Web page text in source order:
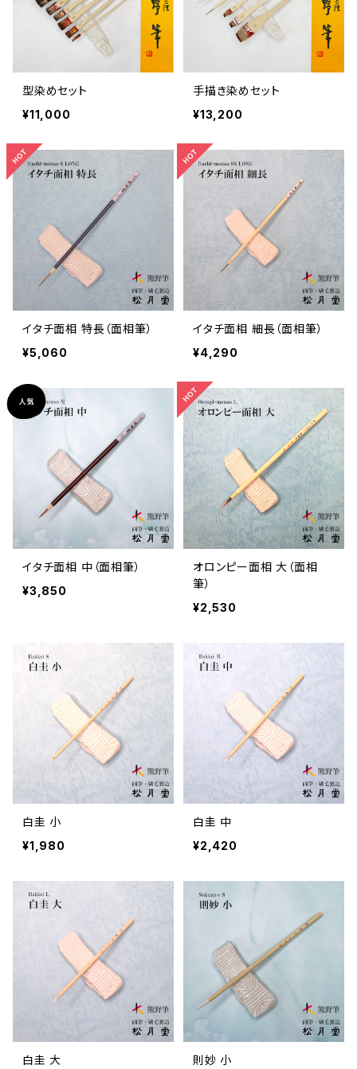
型染めセット
¥11,000
手描き染めセット
¥13,200
イタチ面相 特長（面相筆）
¥5,060
イタチ面相 細長（面相筆）
¥4,290
イタチ面相 中（面相筆）
¥3,850
オロンピー面相 大（面相
筆）
¥2,530
白圭 小
¥1,980
白圭 中
¥2,420
白圭 大
則妙 小